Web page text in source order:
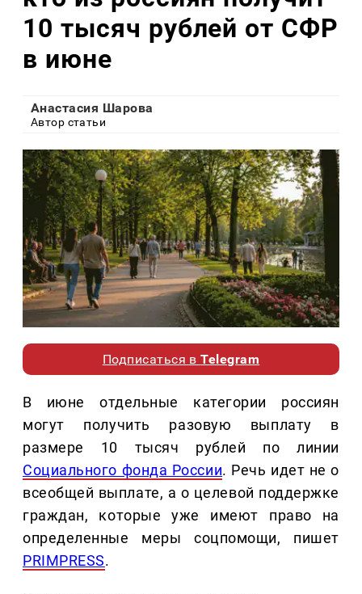
10 тысяч рублей от СФР
в июне
Анастасия Шарова
Автор статьи
Подписаться вTelegram
В июне отдельные категории россиян
могут получить разовую выплату в
размере 10 тысяч рублей по линии
Социального фонда России. Речь идет не о
всеобщей выплате, а о целевой поддержке
граждан, которые уже имеют право на
определенные меры соцпомощи, пишет
PRIMPRESS.